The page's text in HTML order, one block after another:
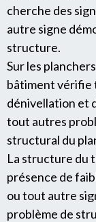
cherche des
autre signe
structure.
Sur les
bâtiment vérifie
dénivellation et
tout autres
structural du
La structure du
présence de
ou tout autre
problème de